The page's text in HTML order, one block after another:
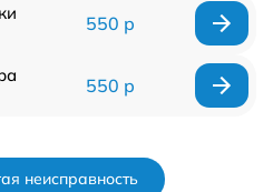
550 р
550 р
неисправность